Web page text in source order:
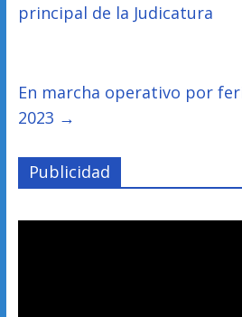
principal de la Judicatura
En marcha operativo por
2023 →
Publicidad